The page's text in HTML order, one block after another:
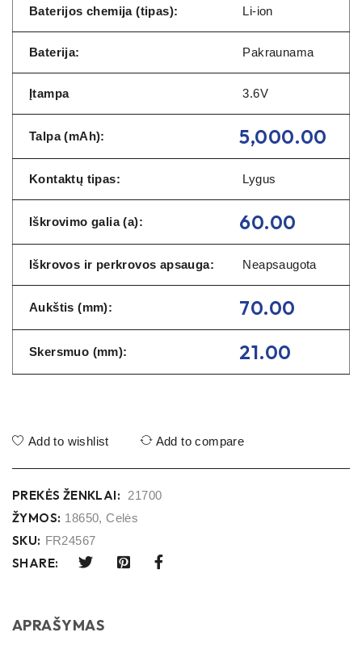
Baterijos chemija (tipas): Li-ion
Baterija: Pakraunama
Įtampa 3.6V
Talpa (mAh): 5,000.00
Kontaktų tipas: Lygus
Iškrovimo galia (a): 60.00
Iškrovos ir perkrovos apsauga: Neapsaugota
Aukštis (mm): 70.00
Skersmuo (mm): 21.00
Add to wishlist Add to compare
PREKĖS ŽENKLAI: 21700
ŽYMOS: 18650,Celės
SKU: FR24567
SHARE:
APRAŠYMAS